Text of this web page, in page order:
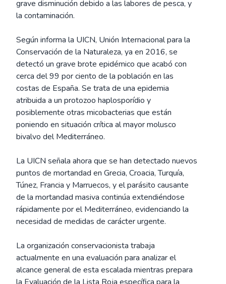
grave disminución debido a las labores de pesca, y
la contaminación.
Según informa la UICN, Unión Internacional para la
Conservación de la Naturaleza, ya en 2016, se
detectó un grave brote epidémico que acabó con
cerca del 99 por ciento de la población en las
costas de España. Se trata de una epidemia
atribuida a un protozoo haplosporídio y
posiblemente otras micobacterias que están
poniendo en situación crítica al mayor molusco
bivalvo del Mediterráneo.
La UICN señala ahora que se han detectado nuevos
puntos de mortandad en Grecia, Croacia, Turquía,
Túnez, Francia y Marruecos, y el parásito causante
de la mortandad masiva continúa extendiéndose
rápidamente por el Mediterráneo, evidenciando la
necesidad de medidas de carácter urgente.
La organización conservacionista trabaja
actualmente en una evaluación para analizar el
alcance general de esta escalada mientras prepara